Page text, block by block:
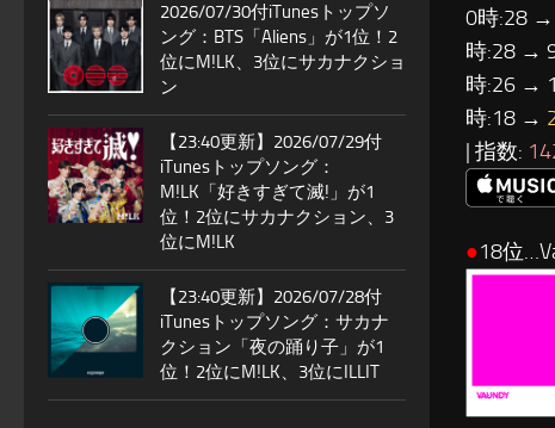
0時:28
時:28 →
時:26 →
時:18 →
| 指数:
●18位
2026/07/30付iTunesトップソ
ング：BTS「Aliens」が1位！2
位にM!LK、3位にサカナクショ
ン
【23:40更新】2026/07/29付
iTunesトップソング：
M!LK「好きすぎて滅!」が1
位！2位にサカナクション、3
位にM!LK
【23:40更新】2026/07/28付
iTunesトップソング：サカナ
クション「夜の踊り子」が1
位！2位にM!LK、3位にILLIT